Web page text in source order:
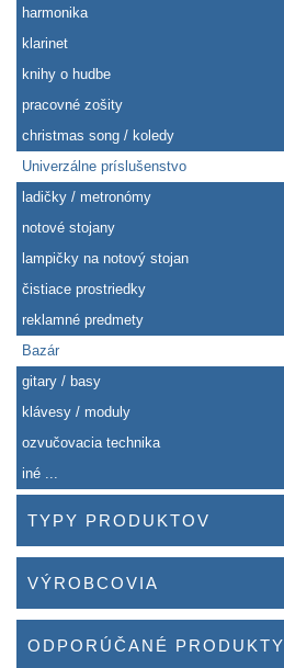
harmonika
klarinet
knihy o hudbe
pracovné zošity
christmas song / koledy
Univerzálne príslušenstvo
ladičky / metronómy
notové stojany
lampičky na notový stojan
čistiace prostriedky
reklamné predmety
Bazár
gitary / basy
klávesy / moduly
ozvučovacia technika
iné ...
TYPY PRODUKTOV
VÝROBCOVIA
ODPORÚČANÉ PRODUKTY